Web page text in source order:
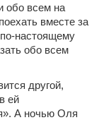
обо всем на
вместе за
настоящему
обо всем
другой,
ей
А ночью Оля